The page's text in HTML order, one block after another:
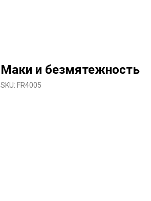
Маки и безмятежность
SKU: FR4005